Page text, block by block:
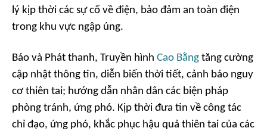
lý kịp thời các sự cố về điện, bảo đảm an toàn điện
trong khu vực ngập úng.
Báo và Phát thanh, Truyền hình Cao Bằng tăng cường
cập nhật thông tin, diễn biến thời tiết, cảnh báo nguy
cơ thiên tai; hướng dẫn nhân dân các biện pháp
phòng tránh, ứng phó. Kịp thời đưa tin về công tác
chỉ đạo, ứng phó, khắc phục hậu quả thiên tai của các